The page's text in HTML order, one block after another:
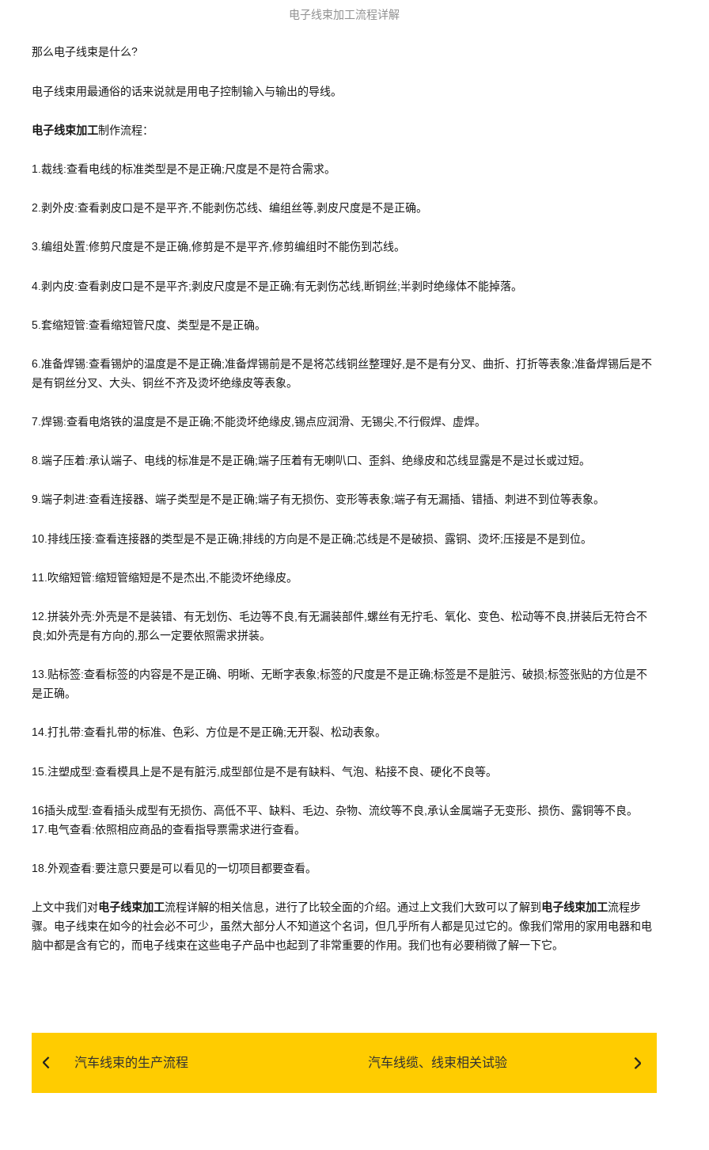
电子线束加工流程详解
那么电子线束是什么?
电子线束用最通俗的话来说就是用电子控制输入与输出的导线。
电子线束加工制作流程：
1.裁线:查看电线的标准类型是不是正确;尺度是不是符合需求。
2.剥外皮:查看剥皮口是不是平齐,不能剥伤芯线、编组丝等,剥皮尺度是不是正确。
3.编组处置:修剪尺度是不是正确,修剪是不是平齐,修剪编组时不能伤到芯线。
4.剥内皮:查看剥皮口是不是平齐;剥皮尺度是不是正确;有无剥伤芯线,断铜丝;半剥时绝缘体不能掉落。
5.套缩短管:查看缩短管尺度、类型是不是正确。
6.准备焊锡:查看锡炉的温度是不是正确;准备焊锡前是不是将芯线铜丝整理好,是不是有分叉、曲折、打折等表象;准备焊锡后是不
是有铜丝分叉、大头、铜丝不齐及烫坏绝缘皮等表象。
7.焊锡:查看电烙铁的温度是不是正确;不能烫坏绝缘皮,锡点应润滑、无锡尖,不行假焊、虚焊。
8.端子压着:承认端子、电线的标准是不是正确;端子压着有无喇叭口、歪斜、绝缘皮和芯线显露是不是过长或过短。
9.端子刺进:查看连接器、端子类型是不是正确;端子有无损伤、变形等表象;端子有无漏插、错插、刺进不到位等表象。
10.排线压接:查看连接器的类型是不是正确;排线的方向是不是正确;芯线是不是破损、露铜、烫坏;压接是不是到位。
11.吹缩短管:缩短管缩短是不是杰出,不能烫坏绝缘皮。
12.拼装外壳:外壳是不是装错、有无划伤、毛边等不良,有无漏装部件,螺丝有无拧毛、氧化、变色、松动等不良,拼装后无符合不
良;如外壳是有方向的,那么一定要依照需求拼装。
13.贴标签:查看标签的内容是不是正确、明晰、无断字表象;标签的尺度是不是正确;标签是不是脏污、破损;标签张贴的方位是不
是正确。
14.打扎带:查看扎带的标准、色彩、方位是不是正确;无开裂、松动表象。
15.注塑成型:查看模具上是不是有脏污,成型部位是不是有缺料、气泡、粘接不良、硬化不良等。
16插头成型:查看插头成型有无损伤、高低不平、缺料、毛边、杂物、流纹等不良,承认金属端子无变形、损伤、露铜等不良。
17.电气查看:依照相应商品的查看指导票需求进行查看。
18.外观查看:要注意只要是可以看见的一切项目都要查看。
上文中我们对电子线束加工流程详解的相关信息，进行了比较全面的介绍。通过上文我们大致可以了解到 电子线束加工流程步
骤。电子线束在如今的社会必不可少，虽然大部分人不知道这个名词，但几乎所有人都是见过它的。像我们常用的家用电器和电
脑中都是含有它的，而电子线束在这些电子产品中也起到了非常重要的作用。我们也有必要稍微了解一下它。
汽车线束的生产流程 汽车线缆、线束相关试验